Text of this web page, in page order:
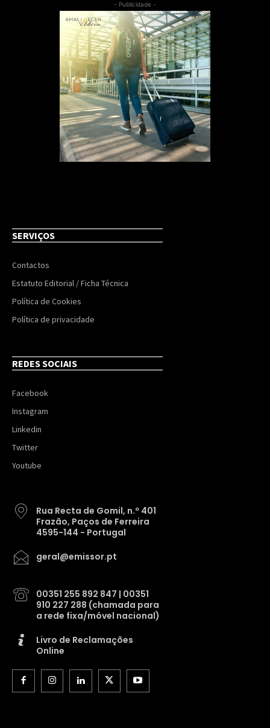
- Publicidade -
SERVIÇOS
Contactos
Estatuto Editorial / Ficha Técnica
Política de Cookies
Política de privacidade
REDES SOCIAIS
Facebook
Instagram
Linkedin
Twitter
Youtube
Rua Recta de Gomil, n.º 401
Frazão, Paços de Ferreira
4595-144 - Portugal
geral@emissor.pt
00351 255 892 847 | 00351
910 227 288 (chamada para
a rede fixa/móvel nacional)
Livro de Reclamações
Online